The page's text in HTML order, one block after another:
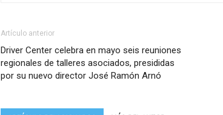
Artículo anterior
Driver Center celebra en mayo seis reuniones
regionales de talleres asociados, presididas
por su nuevo director José Ramón Arnó